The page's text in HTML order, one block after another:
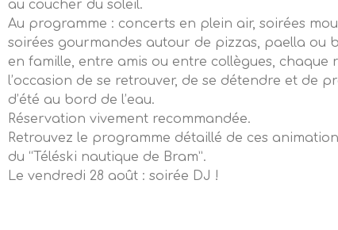
au coucher du soleil.
Au programme : concerts en plein air, soirées
soirées gourmandes autour de pizzas, paella ou
en famille, entre amis ou entre collègues, chaque
l’occasion de se retrouver, de se détendre et de
d’été au bord de l’eau.
Réservation vivement recommandée.
Retrouvez le programme détaillé de ces
du “Téléski nautique de Bram”.
Le vendredi 28 août : soirée DJ !